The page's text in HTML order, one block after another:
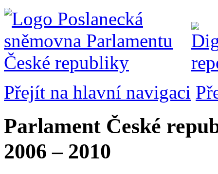
Přejít na hlavní navigaci
Parlament České
2006 – 2010